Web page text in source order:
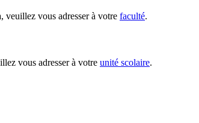
veuillez vous adresser à votre faculté.
vous adresser à votre unité scolaire.